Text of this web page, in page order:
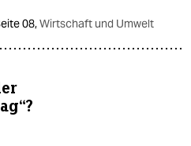
08,Wirtschaft und Umwelt